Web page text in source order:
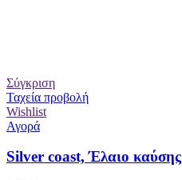
Σύγκριση
Ταχεία προβολή
Wishlist
Αγορά
Silver coast, Έλαιο καύσης